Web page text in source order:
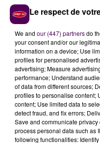
vétérinaire mandaté
départementale de la
la gendarmerie.
Le respect de
We and our (447) partnersdo
your consent and/or our
information on a device; Use
profiles for personalised
advertising; Measure
performance; Understand
of data from different sources;
profiles to personalise content;
content; Use limited data to
detect fraud, and fix errors;
Save and communicate
process personal data such as
following functionalities: